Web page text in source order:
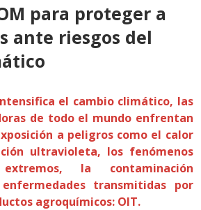
para proteger a
ante riesgos del
el cambio climático, las
de todo el mundo enfrentan
a peligros como el calor
ultravioleta, los fenómenos
extremos, la contaminación
transmitidas por
agroquímicos: OIT.